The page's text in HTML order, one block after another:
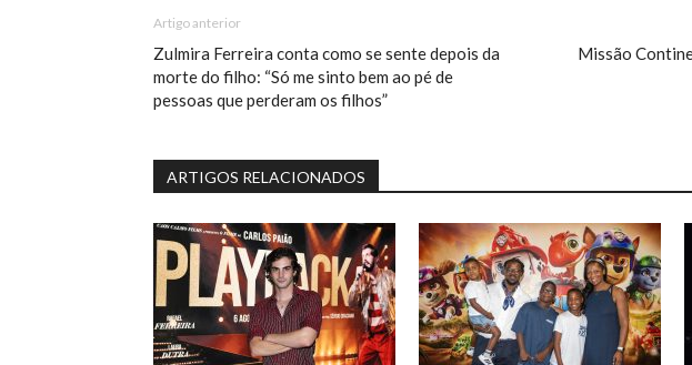
Artigo anterior
Zulmira Ferreira conta como se sente depois da
morte do filho: “Só me sinto bem ao pé de
pessoas que perderam os filhos”
Missão
ARTIGOS RELACIONADOS